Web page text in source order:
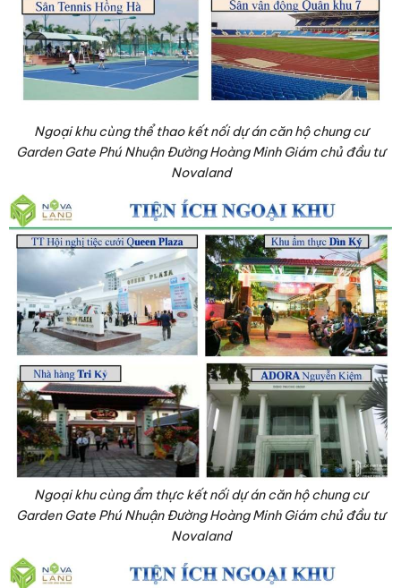
Ngoại khu cùng thể thao kết nối dự án căn hộ chung cư
Garden Gate Phú Nhuận Đường Hoàng Minh Giám chủ đầu tư
Novaland
Ngoại khu cùng ẩm thực kết nối dự án căn hộ chung cư
Garden Gate Phú Nhuận Đường Hoàng Minh Giám chủ đầu tư
Novaland